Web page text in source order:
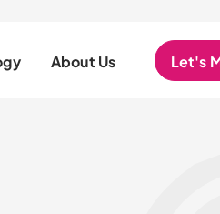
About Us Let's